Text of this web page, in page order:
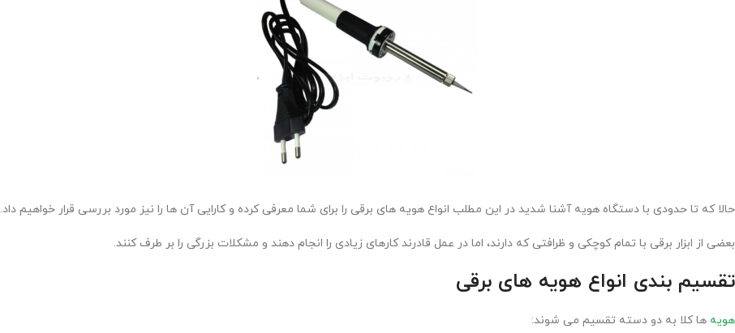
حالا که تا حدودی با دستگاه هویه آشنا شدید در این مطلب انواع هویه های برقی را برای شما معرفی کرده و کارایی آن ها را نیز مورد بررسی قرار خواهیم داد.
بعضی از ابزار برقی با تمام کوچکی و ظرافتی که دارند، اما در عمل قادرند کارهای زیادی را انجام دهند و مشکلات بزرگی را بر طرف کنند.
تقسیم بندی انواع هویه های برقی
هویه ها کلا به دو دسته تقسیم می شوند: